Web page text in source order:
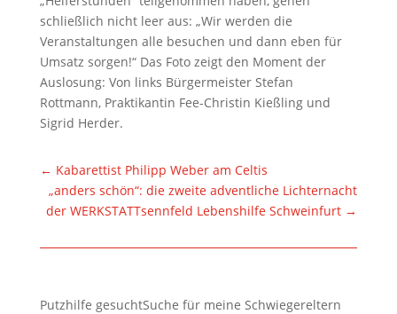
schließlich nicht leer aus: „Wir werden die
Veranstaltungen alle besuchen und dann eben für
Umsatz sorgen!“ Das Foto zeigt den Moment der
Auslosung: Von links Bürgermeister Stefan
Rottmann, Praktikantin Fee-Christin Kießling und
Sigrid Herder.
← Kabarettist Philipp Weber am Celtis
„anders schön“: die zweite adventliche Lichternacht
der WERKSTATTsennfeld Lebenshilfe Schweinfurt →
Putzhilfe gesuchtSuche für meine Schwiegereltern